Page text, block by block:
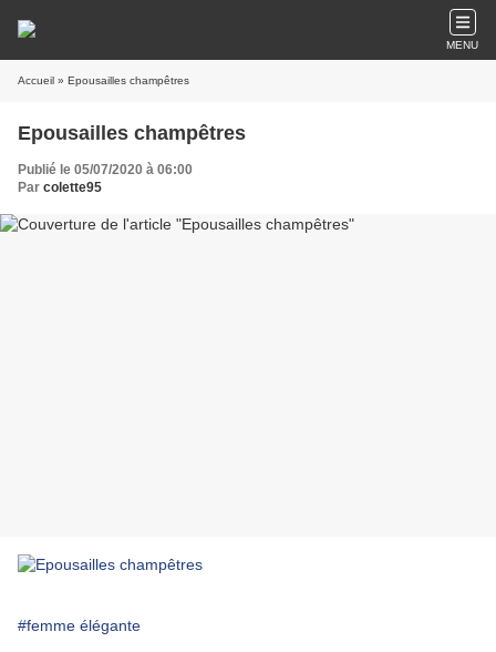
MENU
Accueil » Epousailles champêtres
Epousailles champêtres
Publié le 05/07/2020 à 06:00
Par colette95
#femme élégante